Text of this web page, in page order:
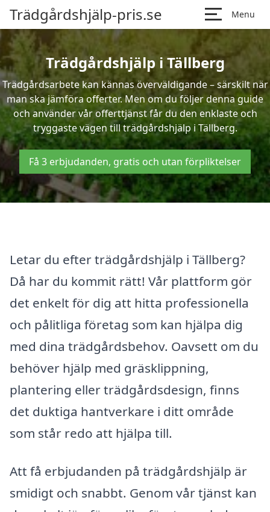
Trädgårdshjälp-pris.se Menu
Trädgårdshjälp i Tällberg
Trädgårdsarbete kan kännas överväldigande – särskilt när
man ska jämföra offerter. Men om du följer denna guide
och använder vår offerttjänst får du den enklaste och
tryggaste vägen till trädgårdshjälp i Tällberg.
Få 3 erbjudanden, gratis och utan förpliktelser
Letar du efter trädgårdshjälp i Tällberg?
Då har du kommit rätt! Vår plattform gör
det enkelt för dig att hitta professionella
och pålitliga företag som kan hjälpa dig
med dina trädgårdsbehov. Oavsett om du
behöver hjälp med gräsklippning,
plantering eller trädgårdsdesign, finns
det duktiga hantverkare i ditt område
som står redo att hjälpa till.
Att få erbjudanden på trädgårdshjälp är
smidigt och snabbt. Genom vår tjänst kan